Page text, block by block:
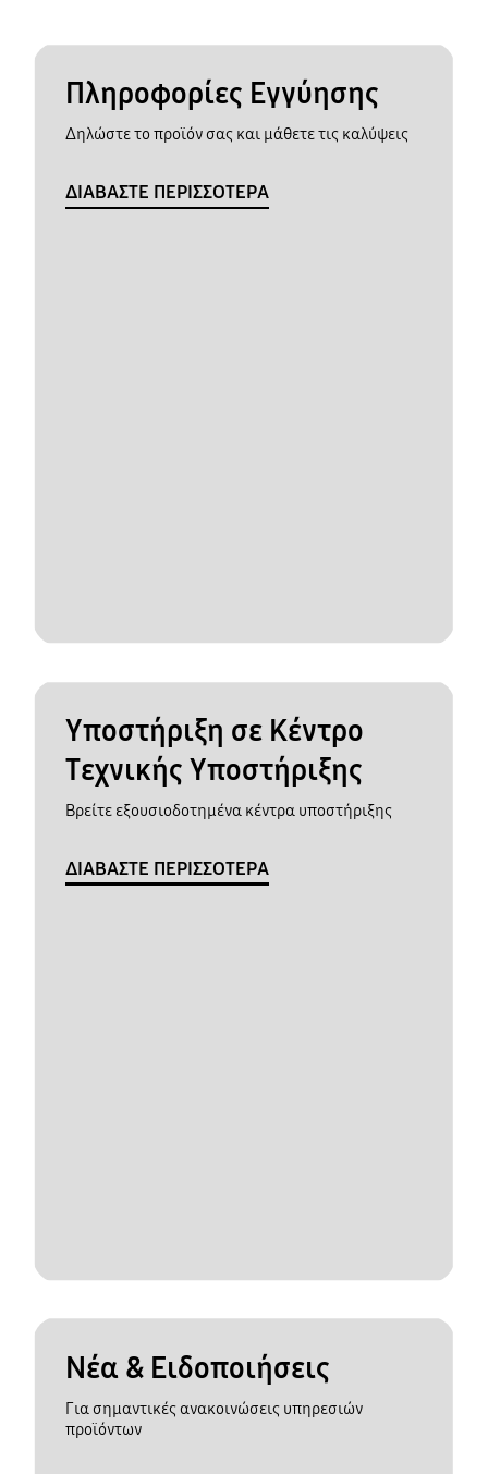
Πληροφορίες Εγγύησης
Δηλώστε το προϊόν σας και μάθετε τις καλύψεις
ΔΙΑΒΑΣΤΕ ΠΕΡΙΣΣΟΤΕΡΑ
Υποστήριξη σε Κέντρο
Τεχνικής Υποστήριξης
Βρείτε εξουσιοδοτημένα κέντρα υποστήριξης
ΔΙΑΒΑΣΤΕ ΠΕΡΙΣΣΟΤΕΡΑ
Νέα & Ειδοποιήσεις
Για σημαντικές ανακοινώσεις υπηρεσιών
προϊόντων